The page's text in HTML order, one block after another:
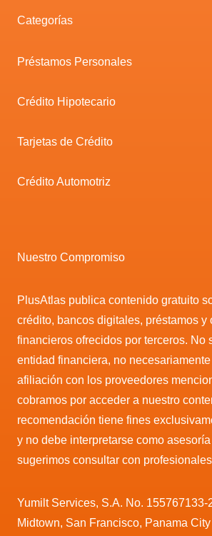
Categorías
Préstamos Personales
Crédito Hipotecario
Tarjetas de Crédito
Crédito Automotriz
Nuestro Compromiso
PlusAtlas publica contenido gratuito
crédito, bancos digitales, préstamos y
financieros ofrecidos por terceros. No
entidad financiera, no
afiliación con los proveedores
cobramos por acceder a nuestro
recomendación tiene fines
y no debe interpretarse como
sugerimos consultar con
Yumilt Services, S.A. No.
Midtown, San Francisco, Panama